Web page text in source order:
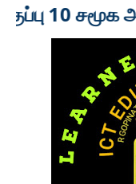
சமூக அறிவியல்